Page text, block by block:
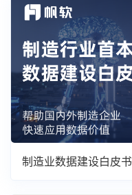
制造业数据建设白皮书